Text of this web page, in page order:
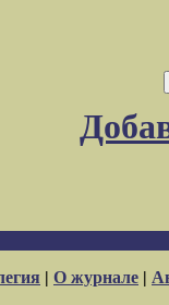
| О журнале |